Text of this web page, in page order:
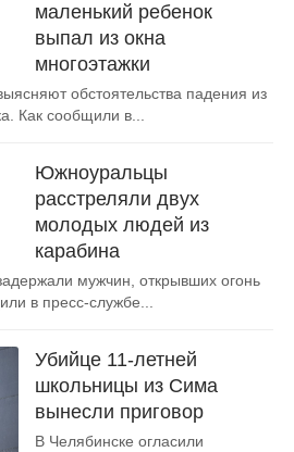
маленький ребенок
выпал из окна
многоэтажки
обстоятельства падения из
Как сообщили в...
Южноуральцы
расстреляли двух
молодых людей из
карабина
мужчин, открывших огонь
в пресс-службе...
Убийце 11-летней
школьницы из Сима
вынесли приговор
В Челябинске огласили